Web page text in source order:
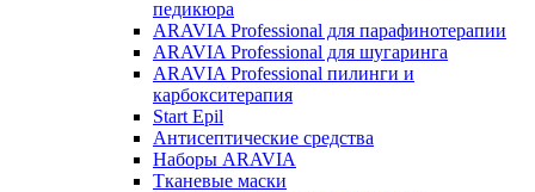
педикюра
ARAVIA Professional для парафинотерапии
ARAVIA Professional для шугаринга
ARAVIA Professional пилинги и
карбокситерапия
Start Epil
Антисептические средства
Наборы ARAVIA
Тканевые маски